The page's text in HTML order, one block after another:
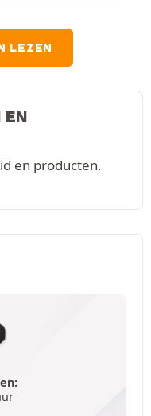
LEZEN
EN
en producten.